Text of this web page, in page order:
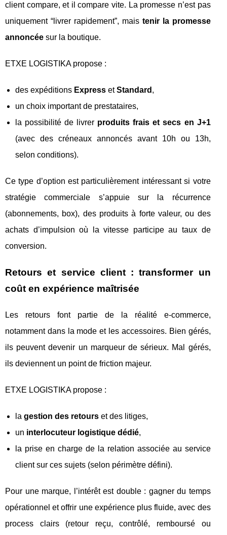
client compare, et il compare vite. La promesse n’est pas
uniquement “livrer rapidement”, mais tenir la promesse
annoncée sur la boutique.
ETXE LOGISTIKA propose :
des expéditions Express etStandard ,
un choix important de prestataires,
la possibilité de livrer produits frais et secs en J+1
(avec des créneaux annoncés avant 10h ou 13h,
selon conditions).
Ce type d’option est particulièrement intéressant si votre
stratégie commerciale s’appuie sur la récurrence
(abonnements, box), des produits à forte valeur, ou des
achats d’impulsion où la vitesse participe au taux de
conversion.
Retours et service client : transformer un
coût en expérience maîtrisée
Les retours font partie de la réalité e-commerce,
notamment dans la mode et les accessoires. Bien gérés,
ils peuvent devenir un marqueur de sérieux. Mal gérés,
ils deviennent un point de friction majeur.
ETXE LOGISTIKA propose :
la gestion des retours et des litiges,
un interlocuteur logistique dédié,
la prise en charge de la relation associée au service
client sur ces sujets (selon périmètre défini).
Pour une marque, l’intérêt est double : gagner du temps
opérationnel et offrir une expérience plus fluide, avec des
process clairs (retour reçu, contrôlé, remboursé ou